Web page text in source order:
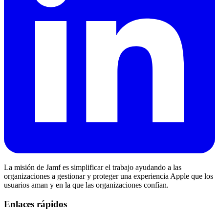
La misión de Jamf es simplificar el trabajo ayudando a las
organizaciones a gestionar y proteger una experiencia Apple que los
usuarios aman y en la que las organizaciones confían.
Enlaces rápidos